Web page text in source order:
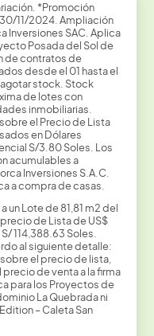
*Promoción
11/2024. Ampliación
Inversiones SAC. Aplica
Posada del Sol de
de contratos de
desde el 01 hasta el
stock. Stock
de lotes con
inmobiliarias.
el Precio de Lista
en Dólares
S/3.80 Soles. Los
acumulables a
Inversiones S.A.C.
a compra de casas.
un Lote de 81,81 m2 del
de Lista de US$
114,388.63 Soles.
al siguiente detalle:
el precio de lista,
de venta a la firma
para los Proyectos de
La Quebrada ni
– Caleta San